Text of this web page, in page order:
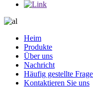
Heim
Produkte
Über uns
Nachricht
Häufig gestellte
Kontaktieren Sie uns